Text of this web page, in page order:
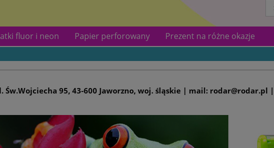
fluor i neon Papier perforowany
Prezent na różne okazje
Św.Wojciecha 95, 43-600 Jaworzno, woj. śląskie | mail: rodar@rodar.pl